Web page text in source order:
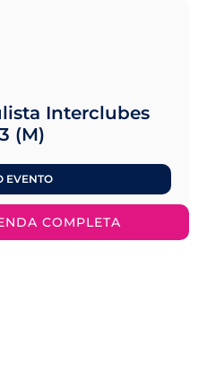
Interclubes
(M)
EVENTO
COMPLETA